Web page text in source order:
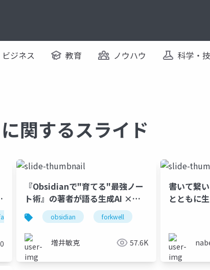
ビジネス 教育 ノウハウ 科学・
関するスライド
非専任 専任契約 非専任複数仲介
『Obsidianで"育てる"最強ノー
ト術』の著者が語る生成AI ×
Obsidian の可能性
obsidian forkwell
増井敏克 57.6K
書いて繋
とともに